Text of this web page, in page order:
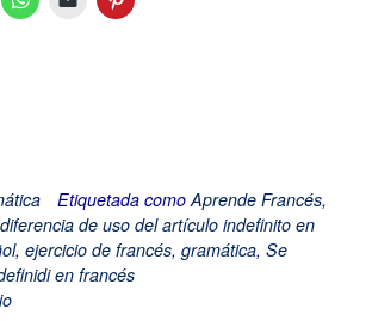
Etiquetada como Aprende Francés,
diferencia de uso del artículo indefinito en
, ejercicio de francés, gramática, Se
en francés